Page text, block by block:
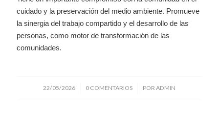
cuidado y la preservación del medio ambiente. Promueve
la sinergia del trabajo compartido y el desarrollo de las
personas, como motor de transformación de las
comunidades.
22/05/2026
/ 0 COMENTARIOS
/ PORADMIN